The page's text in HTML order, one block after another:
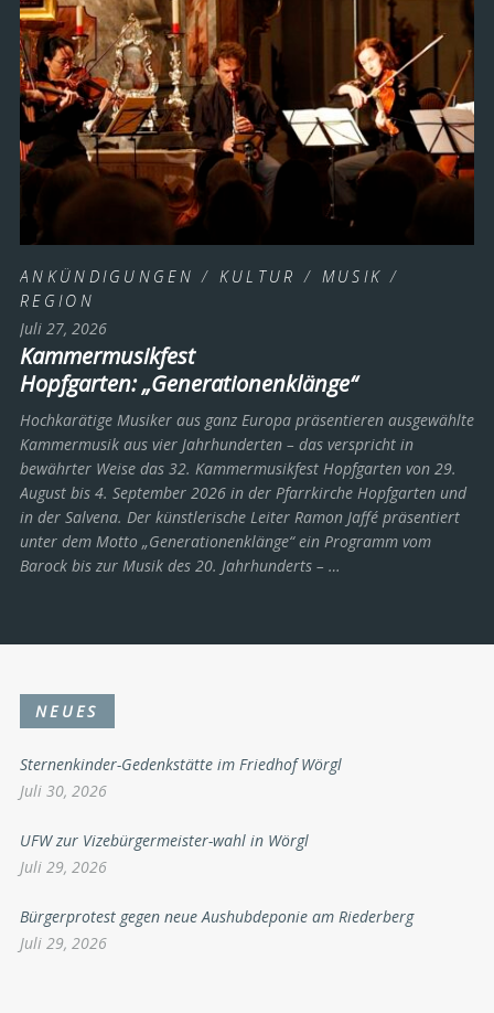
ANKÜNDIGUNGEN / KULTUR / MUSIK /
REGION
Juli 27, 2026
Kammermusikfest
Hopfgarten: „Generationenklänge“
Hochkarätige Musiker aus ganz Europa präsentieren ausgewählte
Kammermusik aus vier Jahrhunderten – das verspricht in
bewährter Weise das 32. Kammermusikfest Hopfgarten von 29.
August bis 4. September 2026 in der Pfarrkirche Hopfgarten und
in der Salvena. Der künstlerische Leiter Ramon Jaffé präsentiert
unter dem Motto „Generationenklänge“ ein Programm vom
Barock bis zur Musik des 20. Jahrhunderts ­– …
NEUES
Sternenkinder-Gedenkstätte im Friedhof Wörgl
Juli 30, 2026
UFW zur Vizebürgermeister-wahl in Wörgl
Juli 29, 2026
Bürgerprotest gegen neue Aushubdeponie am Riederberg
Juli 29, 2026